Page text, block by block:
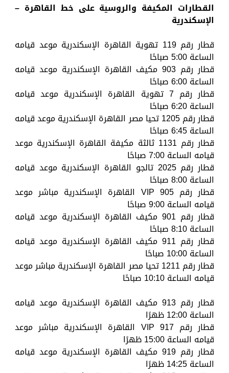
القطارات المكيفة والروسية على خط القاهرة –
الإسكندرية
قطار رقم 119 تهوية القاهرة الإسكندرية موعد قيامه
الساعة 5:00 صباحًا
قطار رقم 903 مكيف القاهرة الإسكندرية موعد قيامه
الساعة 6:00 صباحًا
قطار رقم 7 تهوية القاهرة الإسكندرية موعد قيامه
الساعة 6:20 صباحًا
قطار رقم 1205 تحيا مصر القاهرة الإسكندرية موعد قيامه
الساعة 6:45 صباحًا
قطار رقم 1131 ثالثة مكيفة القاهرة الإسكندرية موعد
قيامه الساعة 7:00 صباحًا
قطار رقم 2025 تالجو القاهرة الإسكندرية موعد قيامه
الساعة 8:00 صباحًا
قطار رقم 905 VIP القاهرة الإسكندرية مباشر موعد
قيامه الساعة 9:00 صباحًا
قطار رقم 901 مكيف القاهرة الإسكندرية موعد قيامه
الساعة 8:10 صباحًا
قطار رقم 911 مكيف القاهرة الإسكندرية موعد قيامه
الساعة 10:00 صباحًا
قطار رقم 1211 تحيا مصر القاهرة الإسكندرية مباشر موعد
قيامه الساعة 10:10 صباحًا
قطار رقم 913 مكيف القاهرة الإسكندرية موعد قيامه
الساعة 12:00 ظهرًا
قطار رقم 917 VIP القاهرة الإسكندرية مباشر موعد
قيامه الساعة 15:00 ظهرًا
قطار رقم 919 مكيف القاهرة الإسكندرية موعد قيامه
الساعة 14:25 ظهرًا